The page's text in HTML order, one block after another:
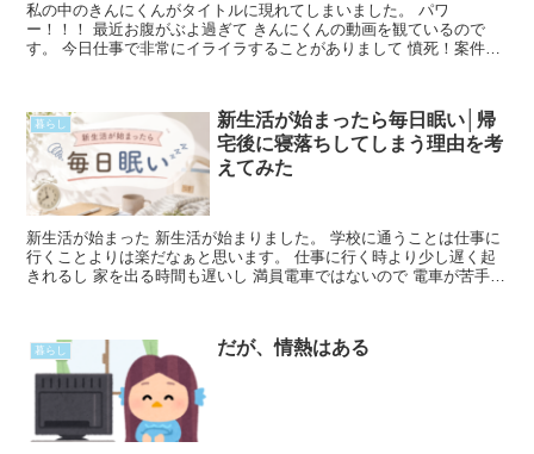
私の中のきんにくんがタイトルに現れてしまいました。 パワ
ー！！！ 最近お腹がぶよ過ぎて きんにくんの動画を観ているので
す。 今日仕事で非常にイライラすることがありまして 憤死！案件で
暮らし
新生活が始まったら毎日眠い│帰
宅後に寝落ちしてしまう理由を考
えてみた
新生活が始まった 新生活が始まりました。 学校に通うことは仕事に
行くことよりは楽だなぁと思います。 仕事に行く時より少し遅く起
きれるし 家を出る時間も遅いし 満員電車ではないので 電車が苦手だ
暮らし だが、情熱はある